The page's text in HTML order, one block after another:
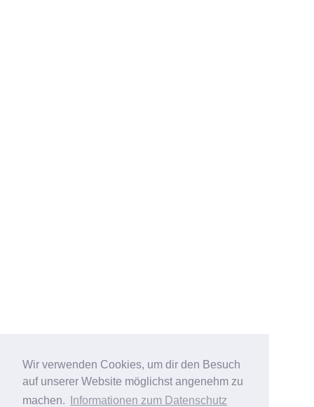
Wir verwenden Cookies, um dir den Besuch
auf unserer Website möglichst angenehm zu
machen.
Informationen zum Datenschutz